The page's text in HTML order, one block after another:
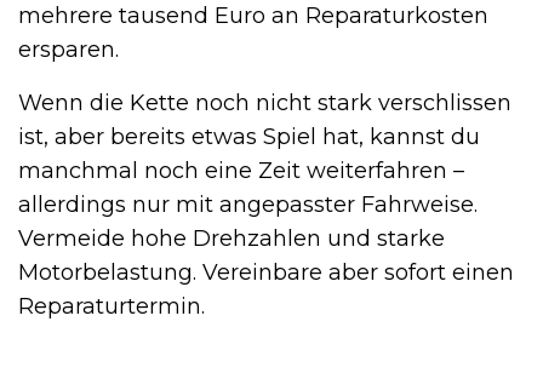
mehrere tausend Euro an Reparaturkosten
ersparen.
Wenn die Kette noch nicht stark verschlissen
ist, aber bereits etwas Spiel hat, kannst du
manchmal noch eine Zeit weiterfahren –
allerdings nur mit angepasster Fahrweise.
Vermeide hohe Drehzahlen und starke
Motorbelastung. Vereinbare aber sofort einen
Reparaturtermin.